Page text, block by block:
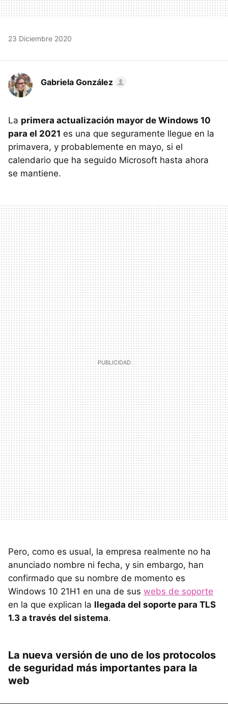
23 Diciembre 2020
Gabriela González
La primera actualización mayor de Windows 10
para el 2021 es una que seguramente llegue en la
primavera, y probablemente en mayo, si el
calendario que ha seguido Microsoft hasta ahora
se mantiene.
Pero, como es usual, la empresa realmente no ha
anunciado nombre ni fecha, y sin embargo, han
confirmado que su nombre de momento es
Windows 10 21H1 en una de sus webs de soporte
en la que explican la llegada del soporte para TLS
1.3 a través del sistema.
La nueva versión de uno de los protocolos
de seguridad más importantes para la
web